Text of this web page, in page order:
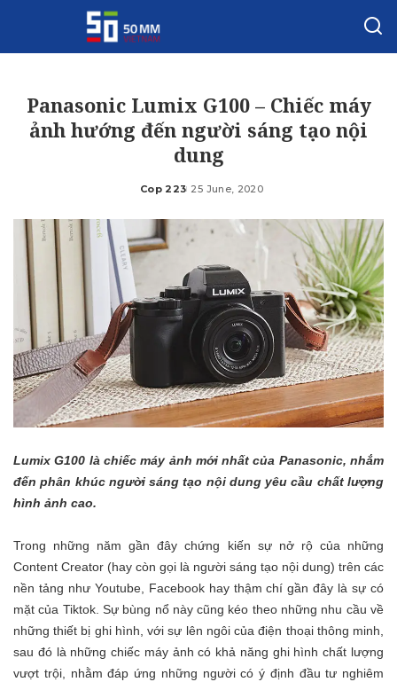
Panasonic Lumix G100 – Chiếc máy
ảnh hướng đến người sáng tạo nội
dung
Posted
Cop 223 25 June, 2020
Lumix G100 là chiếc máy ảnh mới nhất của Panasonic, nhắm
đến phân khúc người sáng tạo nội dung yêu cầu chất lượng
hình ảnh cao.
Trong những năm gần đây chứng kiến sự nở rộ của những
Content Creator (hay còn gọi là người sáng tạo nội dung) trên các
nền tảng như Youtube, Facebook hay thậm chí gần đây là sự có
mặt của Tiktok. Sự bùng nổ này cũng kéo theo những nhu cầu về
những thiết bị ghi hình, với sự lên ngôi của điện thoại thông minh,
sau đó là những chiếc máy ảnh có khả năng ghi hình chất lượng
vượt trội, nhằm đáp ứng những người có ý định đầu tư nghiêm